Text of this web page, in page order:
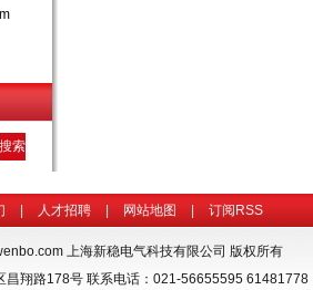
人才招聘 网站地图 订阅RSS
上海新稳电气科技有限公司 版权所有
昌翔路178号 联系电话：021-56655595 61481778